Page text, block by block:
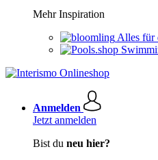
Mehr Inspiration
Alles für
Anmelden
Jetzt anmelden
Bist du neu hier?